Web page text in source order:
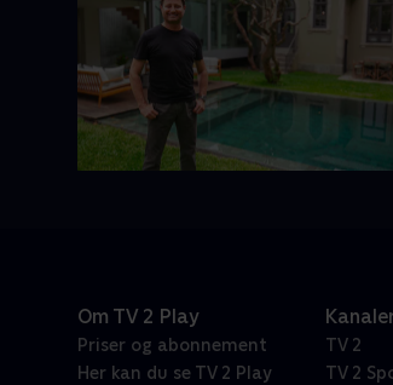
Om TV 2 Play
Priser og abonnement
Her kan du se TV 2 Play
TV 2
TV 2